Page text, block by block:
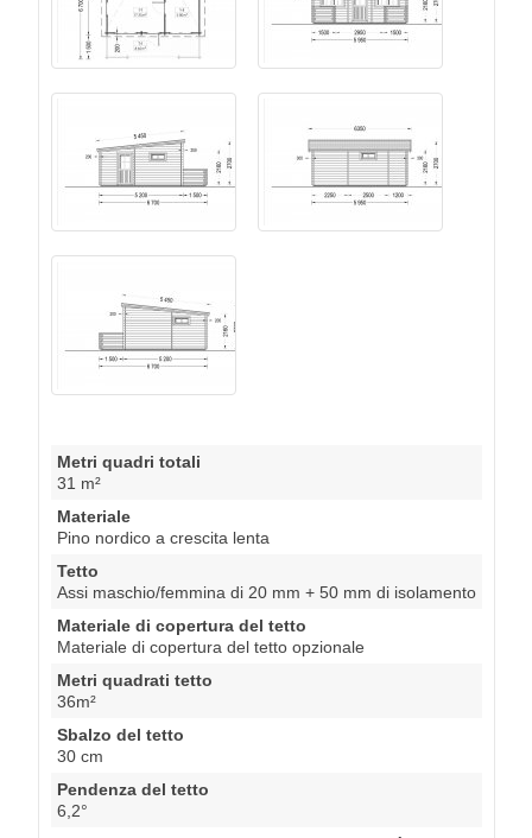
Metri quadri totali
31 m²
Materiale
Pino nordico a crescita lenta
Tetto
Assi maschio/femmina di 20 mm + 50 mm di isolamento
Materiale di copertura del tetto
Materiale di copertura del tetto opzionale
Metri quadrati tetto
36m²
Sbalzo del tetto
30 cm
Pendenza del tetto
6,2°